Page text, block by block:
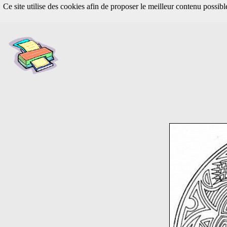
Ce site utilise des cookies afin de proposer le meilleur contenu